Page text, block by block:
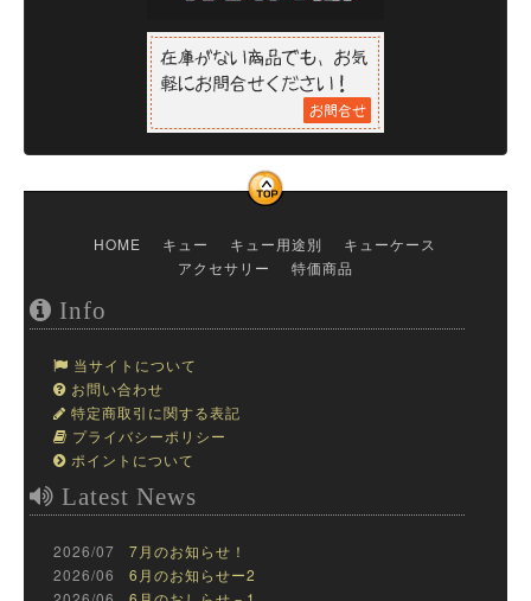
HOME キュー キュー用途別
キューケース
アクセサリー
特価商品
Info
当サイトについて
お問い合わせ
特定商取引に関する表記
プライバシーポリシー
ポイントについて
Latest News
2026/07 7月のお知らせ！
2026/06 6月のお知らせー2